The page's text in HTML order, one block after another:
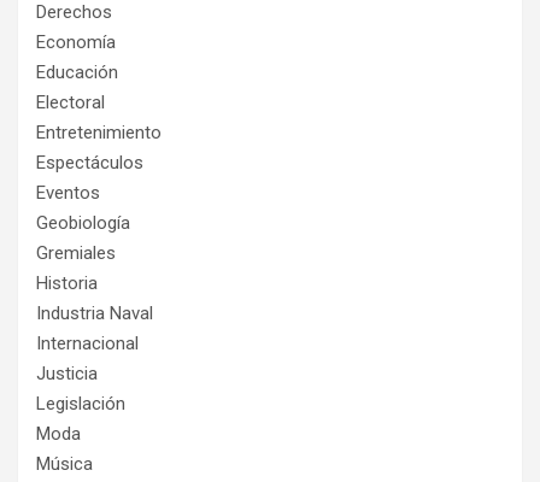
Derechos
Economía
Educación
Electoral
Entretenimiento
Espectáculos
Eventos
Geobiología
Gremiales
Historia
Industria Naval
Internacional
Justicia
Legislación
Moda
Música